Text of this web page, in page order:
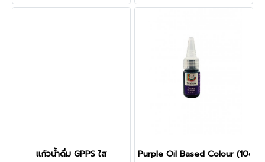
แก้วน้ำดื่ม GPPS ใส
Purple Oil Based Colour (10g)